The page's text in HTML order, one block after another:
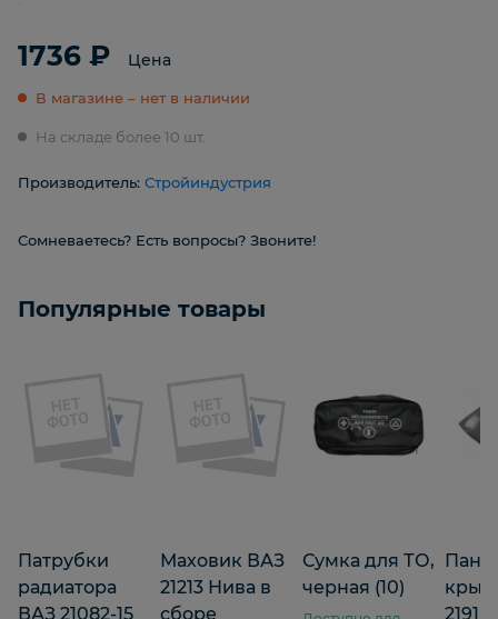
1736 ₽ Цена
В магазине – нет в наличии
На складе более 10 шт.
Производитель: Стройиндустрия
Сомневаетесь? Есть вопросы? Звоните!
Популярные товары
Патрубки
радиатора
ВАЗ 21082-15
Маховик ВАЗ
21213 Нива в
сборе
Сумка для ТО,
черная (10)
2191